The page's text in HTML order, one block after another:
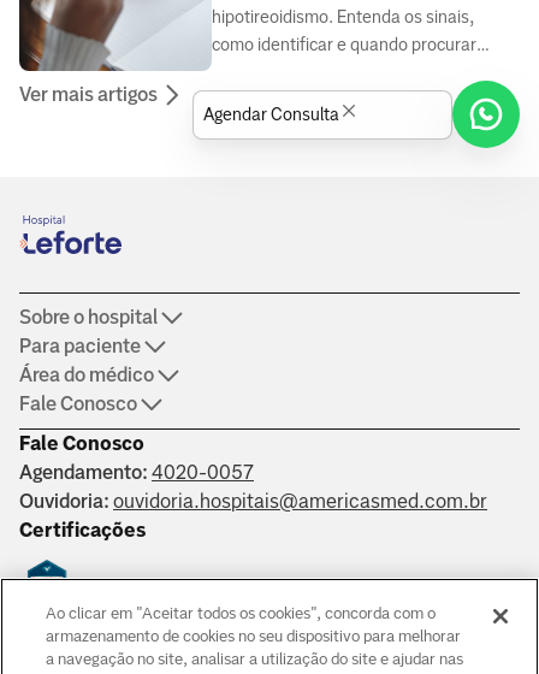
hipotireoidismo. Entenda os sinais,
como identificar e quando procurar
Ver mais artigos
Fale Conosco
Agendamento: 4020-0057
Ouvidoria: ouvidoria.hospitais@americasmed.com.br
Certificações
Saber mais
Sobre o hospital
Para paciente
Área do médico
Fale Conosco
Agendar Consulta
Ao clicar em "Aceitar todos os cookies", concorda com o
armazenamento de cookies no seu dispositivo para melhorar
a navegação no site, analisar a utilização do site e ajudar nas